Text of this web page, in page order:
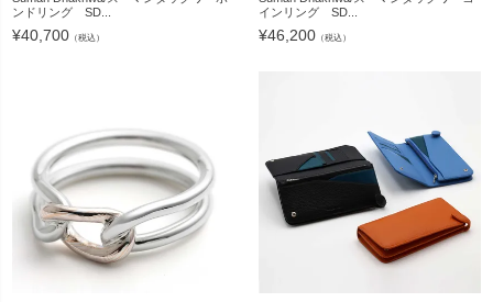
ンドリング SD...
¥40,700 （税込）
インリング SD...
¥46,200 （税込）